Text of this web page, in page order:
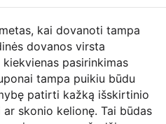
kai dovanoti tampa
dovanos virsta
pasirinkimas
tampa puikiu būdu
patirti kažką išskirtinio
skonio kelionę. Tai būdas